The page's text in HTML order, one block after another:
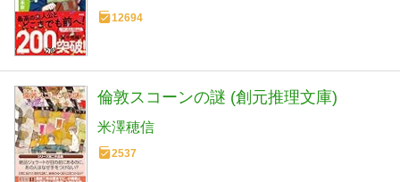
12694
倫敦スコーンの謎 (創元推理文庫)
米澤穂信
2537